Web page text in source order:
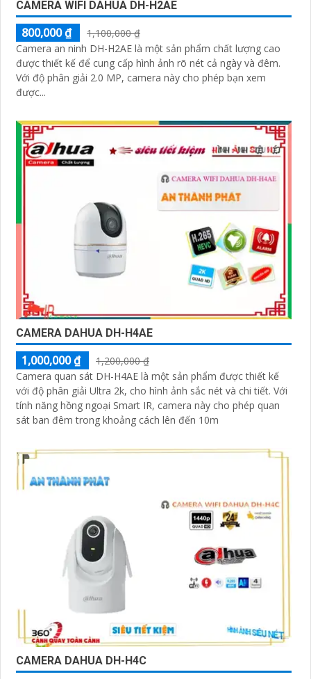
CAMERA WIFI DAHUA DH-H2AE
800,000 ₫
1,100,000 ₫
Camera an ninh DH-H2AE là một sản phẩm chất lượng cao
được thiết kế để cung cấp hình ảnh rõ nét cả ngày và đêm.
Với độ phân giải 2.0 MP, camera này cho phép bạn xem
được...
CAMERA DAHUA DH-H4AE
1,000,000 ₫
1,200,000 ₫
Camera quan sát DH-H4AE là một sản phẩm được thiết kế
với độ phân giải Ultra 2k, cho hình ảnh sắc nét và chi tiết. Với
tính năng hồng ngoại Smart IR, camera này cho phép quan
sát ban đêm trong khoảng cách lên đến 10m
CAMERA DAHUA DH-H4C